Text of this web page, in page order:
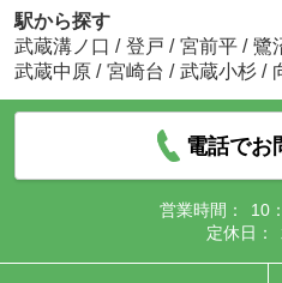
駅から探す
武蔵溝ノ口 / 登戸 / 宮前平 / 鷺
武蔵中原 / 宮崎台 / 武蔵小杉 /
電話でお
営業時間：
10
定休日：